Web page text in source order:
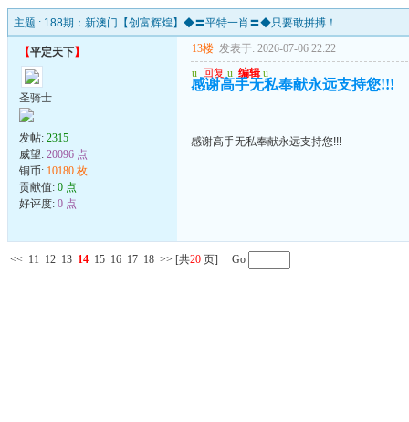
主题 : 188期：新澳门【创富辉煌】◆〓平特一肖〓◆只要敢拼搏！
【平定天下】
圣骑士
发帖: 2315
威望: 20096 点
铜币: 10180 枚
贡献值: 0 点
好评度: 0 点
13楼 发表于: 2026-07-06 22:22
u 回复 u 编辑 u
感谢高手无私奉献永远支持您!!!
感谢高手无私奉献永远支持您!!!
<< 11 12 13 14 15 16 17 18 >> [共20 页] Go